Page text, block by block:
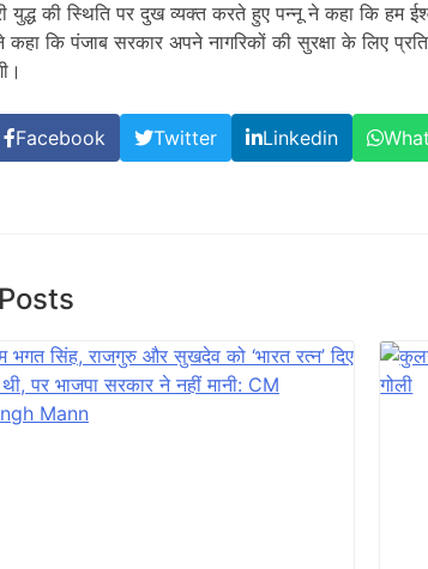
युद्ध की स्थिति पर दुख व्यक्त करते हुए पन्नू ने कहा कि हम
कहा कि पंजाब सरकार अपने नागरिकों की सुरक्षा के लिए
Facebook Twitter Linkedin